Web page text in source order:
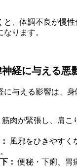
と、体調不良が慢
ります。
経に与える悪
に与える影響は、
筋肉が緊張し、肩こ
風邪をひきやすく
： 便秘・下痢、胃